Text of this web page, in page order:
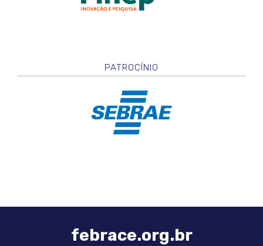
PATROCÍNIO
febrace.org.br